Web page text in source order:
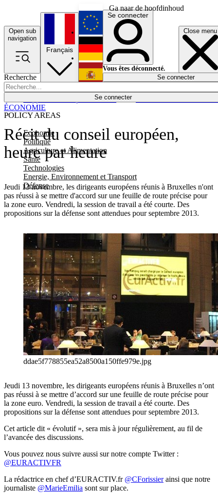
Ga naar de hoofdinhoud
Open sub
navigation
Close menu
Recherche
Se connecter
POLICY AREAS
Economie
Politique
Agriculture et Alimentation
Santé
Technologies
Energie, Environnement et Transport
Défense
Économie
Français
English
Deutsch
Español
Se connecter
Vous êtes déconnecté.
Se connecter
Récit du conseil européen,
heure par heure
Jeudi 13 novembre, les dirigeants européens réunis à Bruxelles n'ont
pas réussi à se mettre d'accord sur une feuille de route précise pour
la zone euro. Vendredi, la session de travail a été courte. Des
propositions sur la défense sont attendues pour septembre 2013.
ÉCONOMIE
ddae5f778855ea52a8500a150ffe979e.jpg
Jeudi 13 novembre, les dirigeants européens réunis à Bruxelles n’ont
pas réussi à se mettre d’accord sur une feuille de route précise pour
la zone euro. Vendredi, la session de travail a été courte. Des
propositions sur la défense sont attendues pour septembre 2013.
Cet article dit « évolutif », sera mis à jour régulièrement, au fil de
l’avancée des discussions.
Vous pouvez nous suivre aussi sur notre compte Twitter :
@EURACTIVFR
La rédactrice en chef d’EURACTIV.fr @CForissierainsi que notre
journaliste @MarieEmilia sont sur place.